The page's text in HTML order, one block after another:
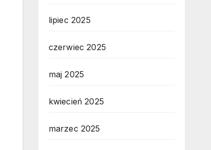
lipiec 2025
czerwiec 2025
maj 2025
kwiecień 2025
marzec 2025